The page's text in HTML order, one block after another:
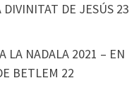
DIVINITAT DE JESÚS 23
LA NADALA 2021 – EN
BETLEM 22